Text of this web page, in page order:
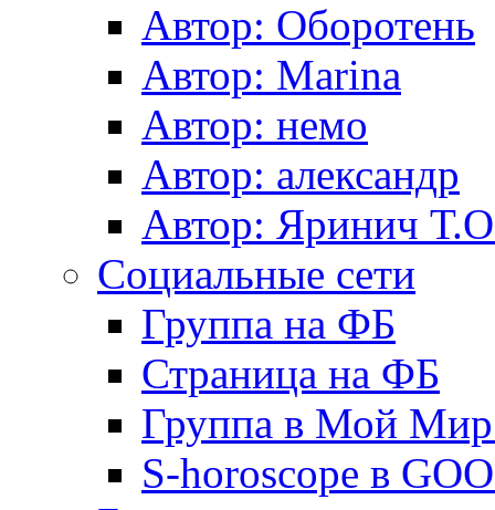
Автор: Оборотень
Автор: Marina
Автор: немo
Автор: александр
Автор: Яринич
Социальные сети
Группа на ФБ
Страница на ФБ
Группа в Мой
S-horoscope в